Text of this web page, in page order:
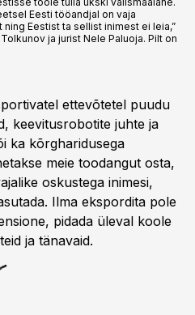
Eesti tööandjal on vaja
Eestist ta sellist inimest ei leia,”
ja jurist Nele Paluoja. Pilt on
ettevõtetel puudu
keevitusrobotite juhte ja
ka kõrgharidusega
meie toodangut osta,
oskustega inimesi,
Ilma ekspordita pole
pidada üleval koole
ja tänavaid.